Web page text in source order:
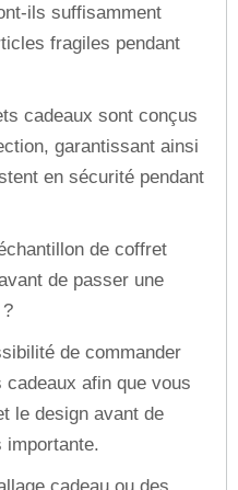
ils suffisamment
fragiles pendant
cadeaux sont conçus
garantissant ainsi
en sécurité pendant
de coffret
de passer une
de commander
afin que vous
le design avant de
importante.
cadeau ou des